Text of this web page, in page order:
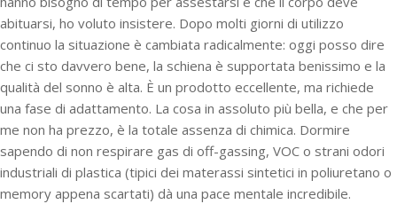
abituarsi, ho voluto insistere. Dopo molti giorni di utilizzo
continuo la situazione è cambiata radicalmente: oggi posso dire
che ci sto davvero bene, la schiena è supportata benissimo e la
qualità del sonno è alta. È un prodotto eccellente, ma richiede
una fase di adattamento. La cosa in assoluto più bella, e che per
me non ha prezzo, è la totale assenza di chimica. Dormire
sapendo di non respirare gas di off-gassing, VOC o strani odori
industriali di plastica (tipici dei materassi sintetici in poliuretano o
memory appena scartati) dà una pace mentale incredibile.